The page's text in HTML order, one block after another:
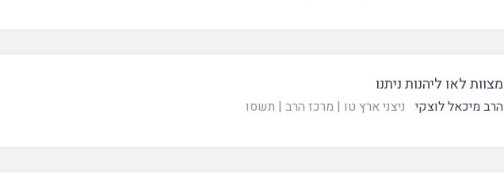
מצוות לאו ליהנות ניתנו
הרב מיכאל לוצקי ניצני ארץ טו | מרכז הרב | תשסו